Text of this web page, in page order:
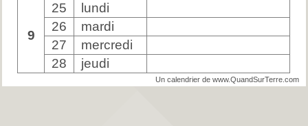
9
25
lundi
26
mardi
27
mercredi
28
jeudi
Un calendrier de www.QuandSurTerre.com